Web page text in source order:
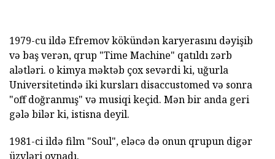
1979-cu ildə Efremov kökündən karyerasını dəyişib
və baş verən, qrup "Time Machine" qatıldı zərb
alətləri. o kimya məktəb çox sevərdi ki, uğurla
Universitetində iki kursları disaccustomed və sonra
"off doğranmış" və musiqi keçid. Mən bir anda geri
gələ bilər ki, istisna deyil.
1981-ci ildə film "Soul", eləcə də onun qrupun digər
üzvləri oynadı.